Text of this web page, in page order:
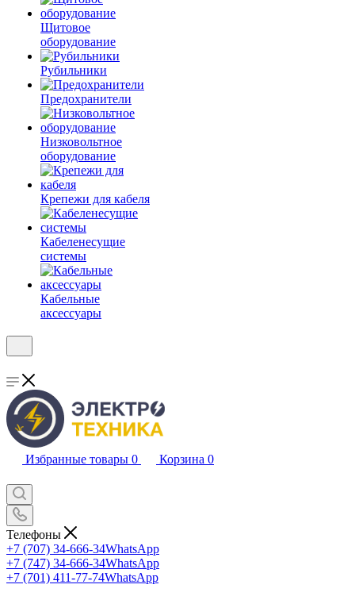
Щитовое
оборудование
Рубильники
Предохранители
Низковольтное
оборудование
Крепежи для кабеля
Кабеленесущие
системы
Кабельные
аксессуары
Избранные товары 0 Корзина 0
Телефоны
+7 (707) 34-666-34WhatsApp
+7 (747) 34-666-34WhatsApp
+7 (701) 411-77-74WhatsApp